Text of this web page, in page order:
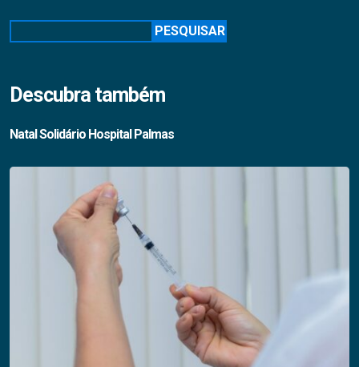
PESQUISAR
Descubra também
Natal Solidário Hospital Palmas